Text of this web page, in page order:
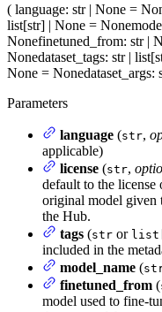
( language: str | None =
list[str] | None = None
Nonefinetuned_from: str |
Nonedataset_tags: str |
None = Nonedataset_args:
Parameters
language (str,
applicable)
license (str,
default to the license
original model given
the Hub.
tags (str or
included in the
model_name (
finetuned_from (
model used to fine-